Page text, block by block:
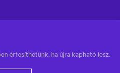
értesíthetünk, ha újra kapható lesz.